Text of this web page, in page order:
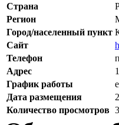
Страна
Регион
Город/населенный пункт
Сайт
Телефон
Адрес
График работы
Дата размещения
Количество просмотров